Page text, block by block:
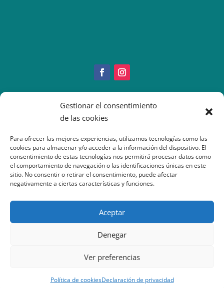
Gestionar el consentimiento
de las cookies
Para ofrecer las mejores experiencias, utilizamos tecnologías como las
cookies para almacenar y/o acceder a la información del dispositivo. El
consentimiento de estas tecnologías nos permitirá procesar datos como
el comportamiento de navegación o las identificaciones únicas en este
sitio. No consentir o retirar el consentimiento, puede afectar
negativamente a ciertas características y funciones.
Aceptar
Denegar
Ver preferencias
Política de cookiesDeclaración de privacidad
Copyright © 2022 IMEOInformación Paciente
Imeo. Aviso legal|Politica Cookies